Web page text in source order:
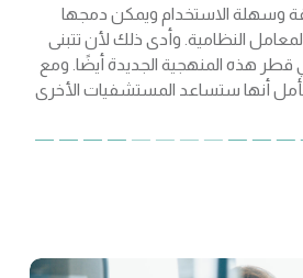
وسهلة الاستخدام ويمكن دمجها
النظامية. وأدى ذلك لأن تتبنى
هذه المنهجية الجديدة أيضًا. ومع
أنها ستساعد المستشفيات الأخرى